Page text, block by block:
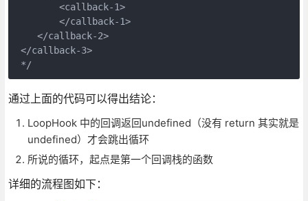
        <callback-1>
        </callback-1>
    </callback-2>
</callback-3>
通过上面的代码可以得出结论：
LoopHook 中的回调返回undefined（没有 return 其实就是
undefined）才会跳出循环
所说的循环，起点是第一个回调栈的函数
详细的流程图如下：